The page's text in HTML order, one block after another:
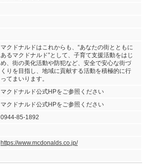
マクドナルドはこれからも、“あなたの街とともに
あるマクドナルド”として、子育て支援活動をはじ
め、街の美化活動や防犯など、安全で安心な街づ
くりを目指し、地域に貢献する活動を積極的に行
ってまいります。
マクドナルド公式HPをご参照ください
マクドナルド公式HPをご参照ください
0944-85-1892
https://www.mcdonalds.co.jp/